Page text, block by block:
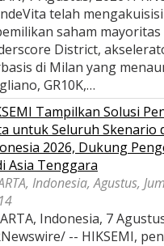
telah mengakuisisi
saham
District,
di Milan yang
GR10K,…
Tampilkan Solusi
untuk Seluruh Skenario
2026, Dukung
Asia Tenggara
Indonesia, Agustus,
Indonesia, 7
-- HIKSEMI,